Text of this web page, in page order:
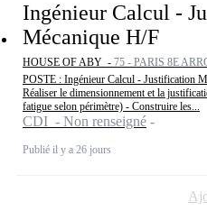
Ingénieur Calcul -
Mécanique H/F
HOUSE OF ABY - 75 - PARIS 8E
POSTE : Ingénieur Calcul - Justification
Réaliser le dimensionnement et la
fatigue selon périmètre) - Construire les...
CDI - Non renseigné
Publié il y a 26 jours